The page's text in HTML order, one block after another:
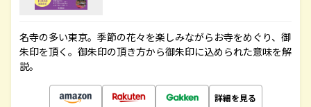
名寺の多い東京。季節の花々を楽しみながらお寺をめぐり、御
朱印を頂く。御朱印の頂き方から御朱印に込められた意味を解
説。
詳細を見る